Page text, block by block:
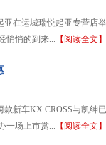
亚在运城瑞悦起亚专营店
悄悄的到来... 【阅读全文】
新车KX CROSS与凯绅
一场上市赏... 【阅读全文】